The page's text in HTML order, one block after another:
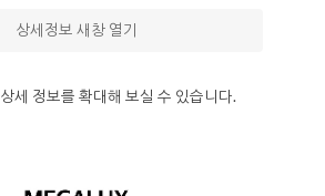
상세정보 새창 열기
상세 정보를 확대해 보실 수 있습니다.